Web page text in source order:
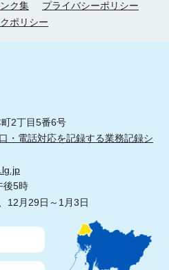
ク集
プライバシーポリシー
ポリシー
2丁目5番6号
・電話対応を記録する業務記録シ
後5時
12月29日～1月3日